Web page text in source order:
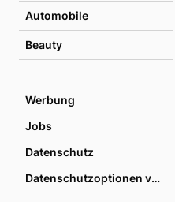
Automobile
Beauty
Werbung
Jobs
Datenschutz
Datenschutzoptionen verwalten